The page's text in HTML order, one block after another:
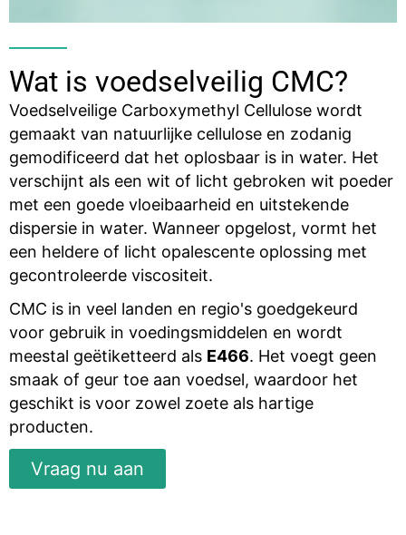
Wat is voedselveilig CMC?
Voedselveilige Carboxymethyl Cellulose wordt
gemaakt van natuurlijke cellulose en zodanig
gemodificeerd dat het oplosbaar is in water. Het
verschijnt als een wit of licht gebroken wit poeder
met een goede vloeibaarheid en uitstekende
dispersie in water. Wanneer opgelost, vormt het
een heldere of licht opalescente oplossing met
gecontroleerde viscositeit.
CMC is in veel landen en regio's goedgekeurd
voor gebruik in voedingsmiddelen en wordt
meestal geëtiketteerd als E466. Het voegt geen
smaak of geur toe aan voedsel, waardoor het
geschikt is voor zowel zoete als hartige
producten.
Vraag nu aan